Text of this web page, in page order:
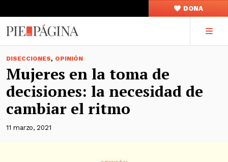
DONA
DISECCIONES, OPINIÓN
Mujeres en la toma de
decisiones: la necesidad de
cambiar el ritmo
11 marzo, 2021